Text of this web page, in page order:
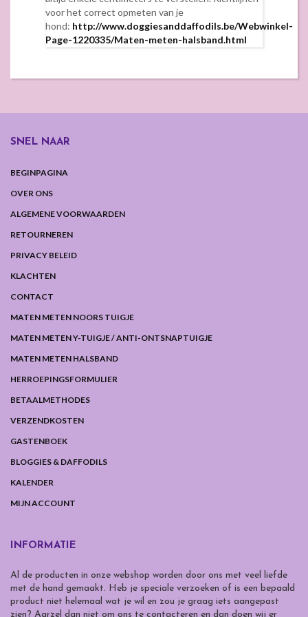
voor het correct opmeten van je
hond: http://www.doggiesanddaffodils.be/Webwinkel-
Page-1220335/Maten-meten-halsband.html
SNEL NAAR
BEGINPAGINA
OVER ONS
ALGEMENE VOORWAARDEN
RETOURNEREN
PRIVACY BELEID
KLACHTEN
CONTACT
MATEN METEN NOORS TUIGJE
MATEN METEN Y-TUIGJE / ANTI-ONTSNAPTUIGJE
MATEN METEN HALSBAND
HERROEPINGSFORMULIER
BETAALMETHODES
VERZENDKOSTEN
GASTENBOEK
BLOGGIES & DAFFODILS
KALENDER
MIJN ACCOUNT
INFORMATIE
Al de producten in onze webshop worden door ons met veel liefde
met de hand gemaakt. Heb je speciale verzoeken of is een bepaald
product niet helemaal wat je wil en zou je graag iets aangepast
zien? Aarzel dan niet om ons te contacteren en dan doen wij er